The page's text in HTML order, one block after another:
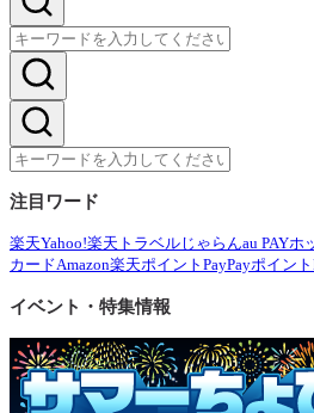
注目ワード
楽天Yahoo!楽天トラベル じゃらんau PAYホ
カードAmazon楽天ポイント PayPayポイント
イベント・特集情報